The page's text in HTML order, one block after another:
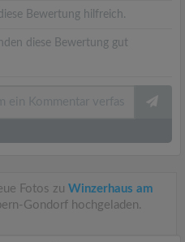
Bewertung hilfreich.
diese Bewertung gut
Fotos zu Winzerhaus am
Gondorf hochgeladen.